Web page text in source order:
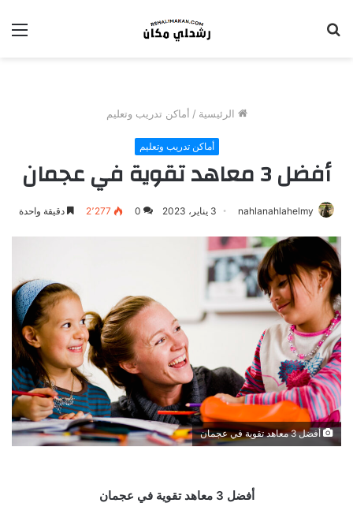
الرئيسية / أماكن تدريب وتعليم
أماكن تدريب وتعليم
أفضل 3 معاهد تقوية في عجمان
nahlanahlahelmy 3 يناير، 2023 0 2٬277 دقيقة واحدة
أفضل 3 معاهد تقوية في عجمان
أفضل 3 معاهد تقوية في عجمان